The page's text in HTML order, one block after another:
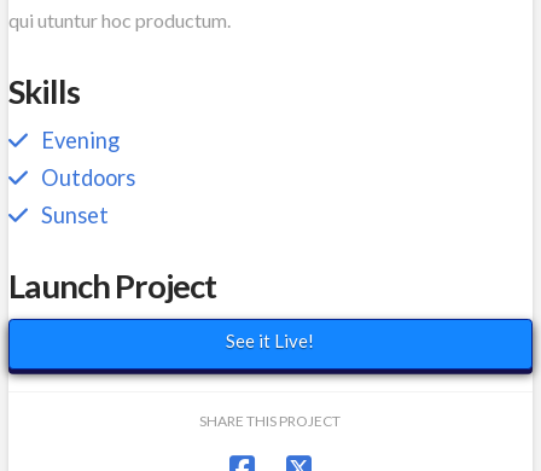
qui utuntur hoc productum.
Skills
Evening
Outdoors
Sunset
Launch Project
See it Live!
SHARE THIS PROJECT